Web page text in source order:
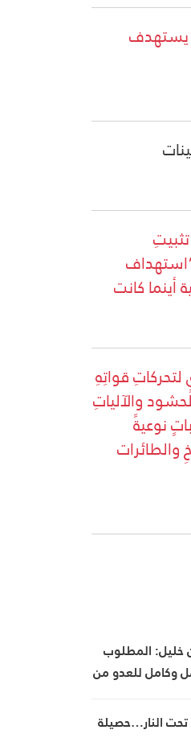
يستهدف
أينما كانت
قواتِهِ
والآلياتِ
نوعيةً
والطائرات
خليل: المطلوب
وكامل للعدو من
تحت النار…حصيلة